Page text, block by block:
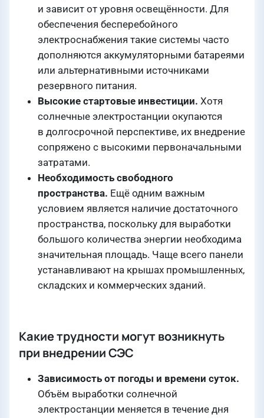
и зависит от уровня освещённости. Для
обеспечения бесперебойного
электроснабжения такие системы часто
дополняются аккумуляторными батареями
или альтернативными источниками
резервного питания.
Высокие стартовые инвестиции. Хотя
солнечные электростанции окупаются
в долгосрочной перспективе, их внедрение
сопряжено с высокими первоначальными
затратами.
Необходимость свободного
пространства. Ещё одним важным
условием является наличие достаточного
пространства, поскольку для выработки
большого количества энергии необходима
значительная площадь. Чаще всего панели
устанавливают на крышах промышленных,
складских и коммерческих зданий.
Какие трудности могут возникнуть
при внедрении СЭС
Зависимость от погоды и времени суток.
Объём выработки солнечной
электростанции меняется в течение дня